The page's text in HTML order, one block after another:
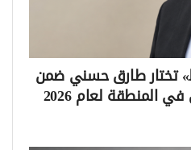
تختار طارق حسني ضمن